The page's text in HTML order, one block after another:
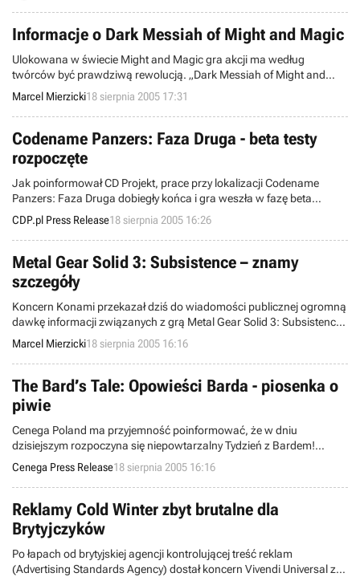
Informacje o Dark Messiah of Might and Magic
Ulokowana w świecie Might and Magic gra akcji ma według
twórców być prawdziwą rewolucją. „Dark Messiah of Might and
Magic wniesie nowe standardy do świata gier.” – mówi Tony Kee,
vice-prezydent do spraw marketingu firmy UbiSoft. Ma być to
głównie zasługa niesamowitej oprawy graficznej tego produktu.
Marcel Mierzicki18 sierpnia 2005 17:31
Codename Panzers: Faza Druga - beta testy
rozpoczęte
Jak poinformował CD Projekt, prace przy lokalizacji Codename
Panzers: Faza Druga dobiegły końca i gra weszła w fazę beta
testów.
CDP.pl Press Release18 sierpnia 2005 16:26
Metal Gear Solid 3: Subsistence – znamy
szczegóły
Koncern Konami przekazał dziś do wiadomości publicznej ogromną
dawkę informacji związanych z grą Metal Gear Solid 3: Subsistence
– najnowszą ze wspomnianej serii. Tytuł ten jest przeznaczony na
platformę PlayStation 2, a nadzór nad produkcją prowadzi znany i
ceniony wśród graczy twórca Hideo Kojima.
Marcel Mierzicki18 sierpnia 2005 16:16
The Bard’s Tale: Opowieści Barda - piosenka o
piwie
Cenega Poland ma przyjemność poinformować, że w dniu
dzisiejszym rozpoczyna się niepowtarzalny Tydzień z Bardem!
Począwszy od dziś, na stronie www.cenega.pl codziennie
publikowane będą nowe, niezwykle atrakcyjne informacje ze świata
Bard’s Tale: Opowieści Barda, a wszyscy fani gry mogą spodziewać
się sporych niespodzianek.
Cenega Press Release18 sierpnia 2005 16:16
Reklamy Cold Winter zbyt brutalne dla
Brytyjczyków
Po łapach od brytyjskiej agencji kontrolującej treść reklam
(Advertising Standards Agency) dostał koncern Vivendi Universal za